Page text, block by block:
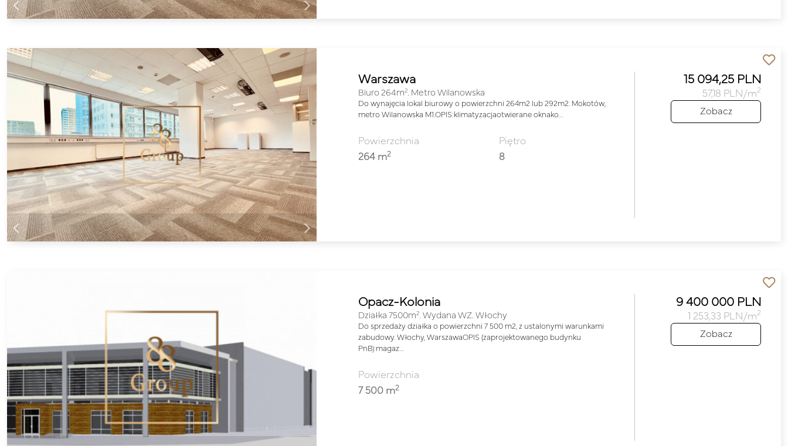
Warszawa
Biuro 264m2 . Metro Wilanowska
Do wynajęcia lokal biurowy o powierzchni 264m2 lub 292m2. Mokotów,
metro Wilanowska M1.OPIS:klimatyzacjaotwierane oknako…
Powierzchnia
264 m2
Piętro
8
15 094,25 PLN
57,18 PLN/m2
Zobacz
Opacz-Kolonia
Działka 7500m2 . Wydana WZ. Włochy
Do sprzedaży działka o powierzchni 7 500 m2, z ustalonymi warunkami
zabudowy. Włochy, WarszawaOPIS (zaprojektowanego budynku
PnB):magaz…
Powierzchnia
7 500 m2
9 400 000 PLN
1 253,33 PLN/m2
Zobacz